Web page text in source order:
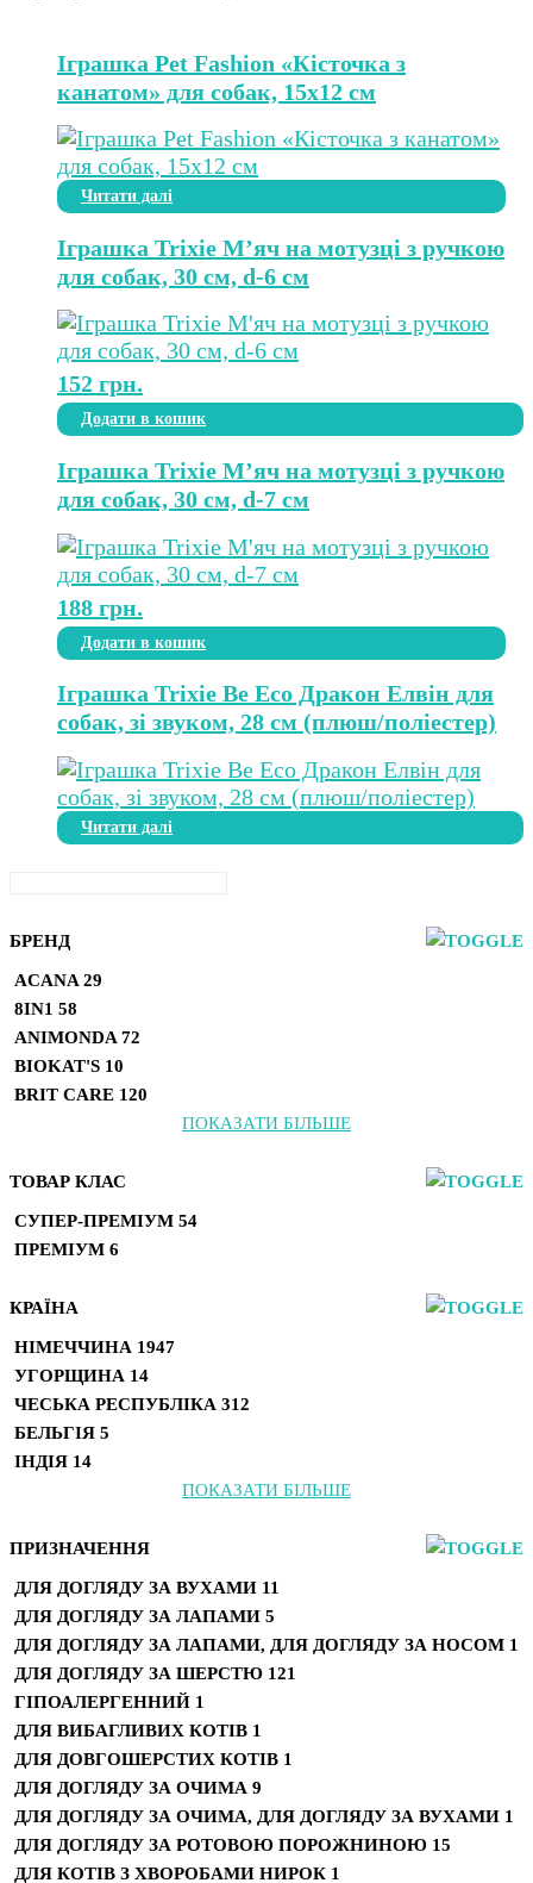
Іграшка Pet Fashion «Кісточка з
канатом» для собак, 15х12 см
Читати далі
Іграшка Trixie М’яч на мотузці з ручкою
для собак, 30 см, d-6 см
152 грн.
Додати в кошик
Іграшка Trixie М’яч на мотузці з ручкою
для собак, 30 см, d-7 см
188 грн.
Додати в кошик
Іграшка Trixie Be Eco Дракон Елвін для
собак, зі звуком, 28 см (плюш/поліестер)
Читати далі
БРЕНД
ACANA 29
8IN1 58
ANIMONDA 72
BIOKAT'S 10
BRIT CARE 120
ПОКАЗАТИ БІЛЬШЕ
ТОВАР КЛАС
СУПЕР-ПРЕМІУМ 54
ПРЕМІУМ 6
КРАЇНА
НІМЕЧЧИНА 1947
УГОРЩИНА 14
ЧЕСЬКА РЕСПУБЛІКА 312
БЕЛЬГІЯ 5
ІНДІЯ 14
ПОКАЗАТИ БІЛЬШЕ
ПРИЗНАЧЕННЯ
ДЛЯ ДОГЛЯДУ ЗА ВУХАМИ 11
ДЛЯ ДОГЛЯДУ ЗА ЛАПАМИ 5
ДЛЯ ДОГЛЯДУ ЗА ЛАПАМИ, ДЛЯ ДОГЛЯДУ ЗА НОСОМ 1
ДЛЯ ДОГЛЯДУ ЗА ШЕРСТЮ 121
ГІПОАЛЕРГЕННИЙ 1
ДЛЯ ВИБАГЛИВИХ КОТІВ 1
ДЛЯ ДОВГОШЕРСТИХ КОТІВ 1
ДЛЯ ДОГЛЯДУ ЗА ОЧИМА 9
ДЛЯ ДОГЛЯДУ ЗА ОЧИМА, ДЛЯ ДОГЛЯДУ ЗА ВУХАМИ 1
ДЛЯ ДОГЛЯДУ ЗА РОТОВОЮ ПОРОЖНИНОЮ 15
ДЛЯ КОТІВ З ХВОРОБАМИ НИРОК 1